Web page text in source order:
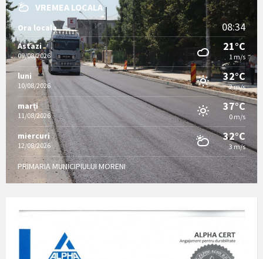
VREMEA LOCALA
Ora locala 08:34
Astazi
09/08/2026
21°C
1 m/s
luni
10/08/2026
32°C
2 m/s
marți
11/08/2026
37°C
0 m/s
miercuri
12/08/2026
32°C
3 m/s
PRIMARIA MUNICIPIULUI MORENI